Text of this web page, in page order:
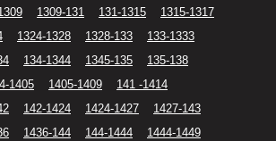
1309-131 131-1315
1315-1317
1324-1328 1328-133
133-1333
134-1344 1345-135
135-138
1405 1405-1409
141 -1414
142-1424 1424-1427
1427-143
1436-144 144-1444
1444-1449